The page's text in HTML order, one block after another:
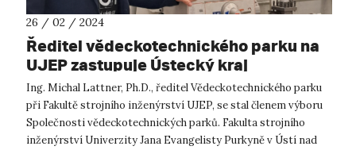
26 / 02 / 2024
Ředitel vědeckotechnického parku na
UJEP zastupuje Ústecký kraj
Ing. Michal Lattner, Ph.D., ředitel Vědeckotechnického parku
při Fakultě strojního inženýrství UJEP, se stal členem výboru
Společnosti vědeckotechnických parků. Fakulta strojního
inženýrství Univerzity Jana Evangelisty Purkyně v Ústí nad